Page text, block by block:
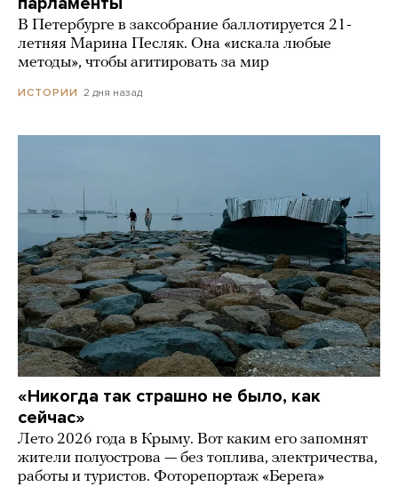
В Петербурге в заксобрание баллотируется 21-
летняя Марина Песляк. Она «искала любые
методы», чтобы агитировать за мир
ИСТОРИИ 2 дня назад
«Никогда так страшно не было, как
сейчас»
Лето 2026 года в Крыму. Вот каким его запомнят
жители полуострова — без топлива, электричества,
работы и туристов. Фоторепортаж «Берега»